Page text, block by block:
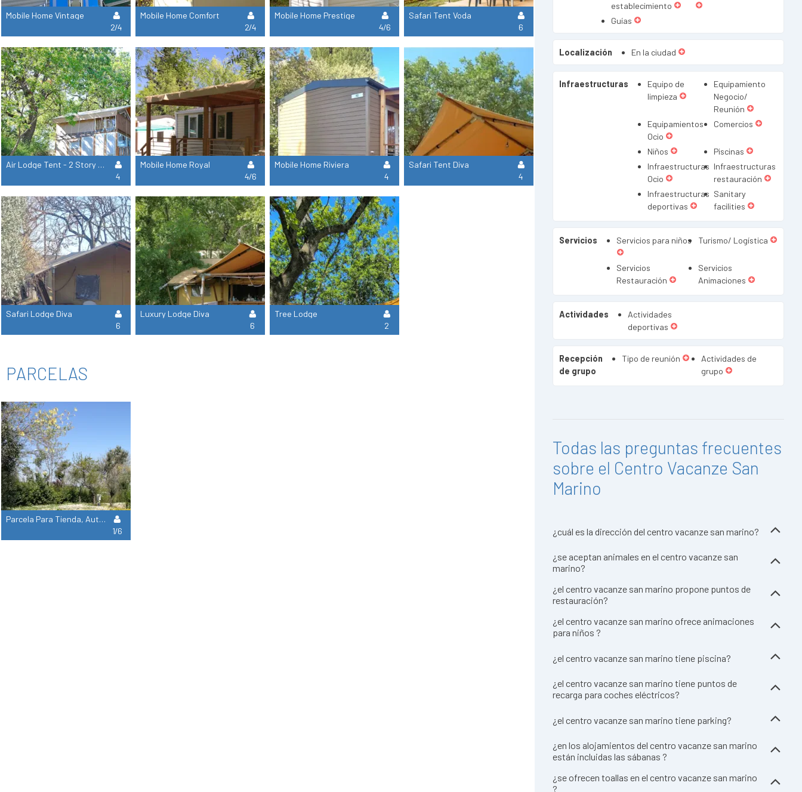
Mobile Home Vintage
2/4
Mobile Home Comfort
2/4
Mobile Home Prestige
4/6
Safari Tent Voda
6
Air Lodge Tent - 2 Story Tent
4
Mobile Home Royal
4/6
Mobile Home Riviera
4
Safari Tent Diva
4
Safari Lodge Diva
6
Luxury Lodge Diva
6
Tree Lodge
2
PARCELAS
Parcela Para Tienda, Autocaravana O Caravana
1/6
establecimiento
Guías
Localización En la ciudad
Infraestructuras
Equipo de
limpieza
Equipamiento
Negocio/
Reunión
Equipamientos
Ocio
Comercios
Niños
Piscinas
Infraestructuras
Ocio
Infraestructuras
restauración
Infraestructuras
deportivas
Sanitary
facilities
Servicios Servicios para niños Turismo/ Logística
Servicios
Restauración
Servicios
Animaciones
Actividades
Actividades
deportivas
Recepción
de grupo
Tipo de reunión
Actividades de
grupo
Todas las preguntas frecuentes
sobre el Centro Vacanze San
Marino
¿cuál es la dirección del centro vacanze san marino?
¿se aceptan animales en el centro vacanze san
marino?
¿el centro vacanze san marino propone puntos de
restauración?
¿el centro vacanze san marino ofrece animaciones
para niños ?
¿el centro vacanze san marino tiene piscina?
¿el centro vacanze san marino tiene puntos de
recarga para coches eléctricos?
¿el centro vacanze san marino tiene parking?
¿en los alojamientos del centro vacanze san marino
están incluidas las sábanas ?
¿se ofrecen toallas en el centro vacanze san marino
?